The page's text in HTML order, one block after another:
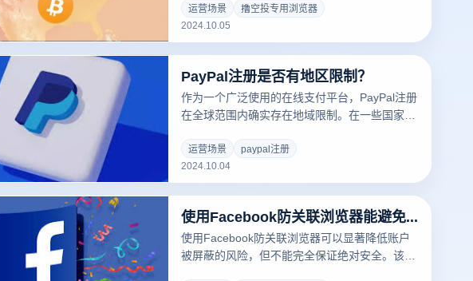
供隐私保护和防止数据跟踪的功能。例如，“云
登超级浏览器”等工具可以帮助用户避免账户关
联和地理限制，并通过创建单独的浏览环境来保
个帐户管理和自动填充功能，使用户在申请空投
时更有效率。选择合适的专用浏览器可以帮助用
户更好地掌握机器。
运营场景
撸空投专用浏览器
2024.10.05
PayPal注册是否有地区限制？
作为一个广泛使用的在线支付平台，PayPal注册
在全球范围内确实存在地域限制。在一些国家和
的功能限制。这些限制通常与当地的金融法规、
反洗钱政策和合规要求有关。因此，在客户注册
之前，了解他们所在地区的相关政策是非常重要
PayPal服务。
运营场景
paypal注册
2024.10.04
使用Facebook防关联浏览器能避免账号被封吗？
使用Facebook防关联浏览器可以显著降低账户
被屏蔽的风险，但不能完全保证绝对安全。该浏